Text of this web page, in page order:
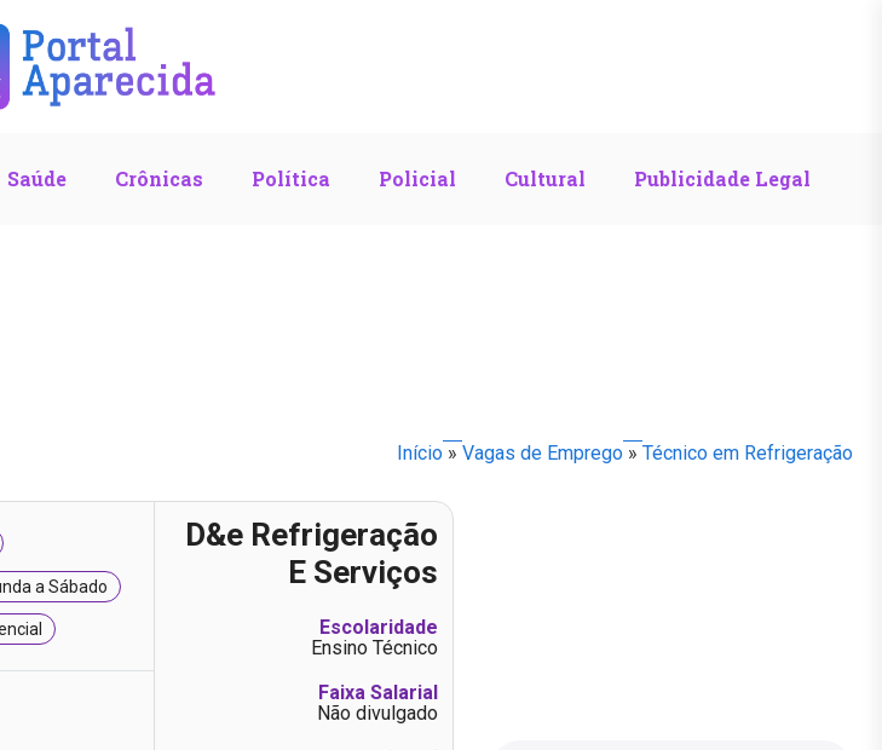
Saúde Crônicas Política Policial Cultural Publicidade Legal
Início » Vagas de Emprego » Técnico em Refrigeração
a Sábado
D&e Refrigeração
E Serviços
Escolaridade
Ensino Técnico
Faixa Salarial
Não divulgado